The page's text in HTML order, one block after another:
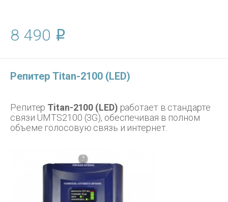
8 490
Репитер Titan-2100 (LED)
Репитер Titan-2100 (LED) работает в стандарте
связи UMTS2100 (3G), обеспечивая в полном
объеме голосовую связь и интернет.